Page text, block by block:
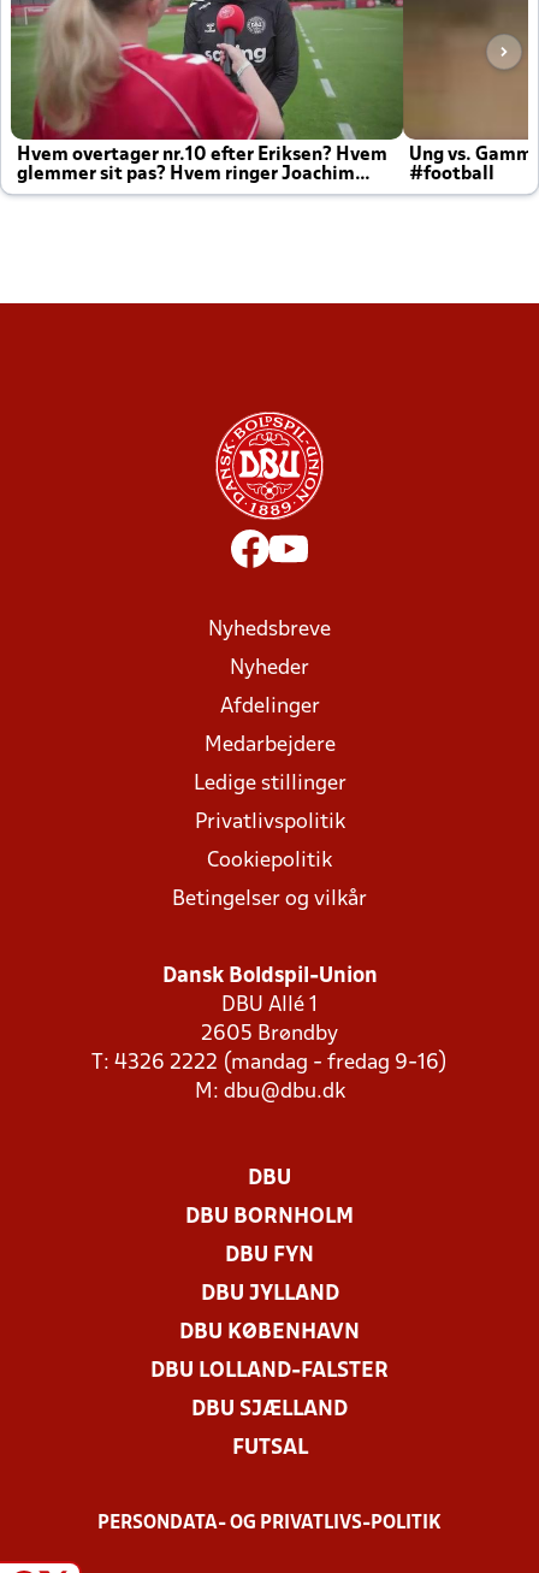
Hvem overtager nr.10 efter Eriksen? Hvem
glemmer sit pas? Hvem ringer Joachim
altid til efter kampe?
Ung vs.
#football
Nyhedsbreve
Nyheder
Afdelinger
Medarbejdere
Ledige stillinger
Privatlivspolitik
Cookiepolitik
Betingelser og vilkår
Dansk Boldspil-Union
DBU Allé 1
2605 Brøndby
T: 4326 2222 (mandag - fredag 9-16)
M: dbu@dbu.dk
DBU
DBU BORNHOLM
DBU FYN
DBU JYLLAND
DBU KØBENHAVN
DBU LOLLAND-FALSTER
DBU SJÆLLAND
FUTSAL
PERSONDATA- OG PRIVATLIVS-POLITIK